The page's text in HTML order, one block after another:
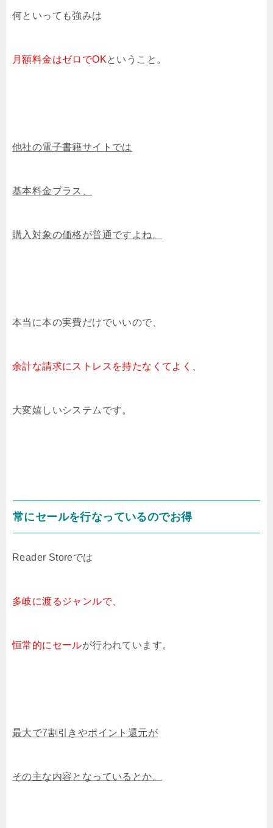
何といっても強みは
月額料金はゼロでOKということ。
他社の電子書籍サイトでは
基本料金プラス、
購入対象の価格が普通ですよね。
本当に本の実費だけでいいので、
余計な請求にストレスを持たなくてよく
大変嬉しいシステムです。
常にセールを行なっているのでお得
Reader Storeでは
多岐に渡るジャンルで、
恒常的にセールが行われています。
最大で7割引きやポイント還元が
その主な内容となっているとか。